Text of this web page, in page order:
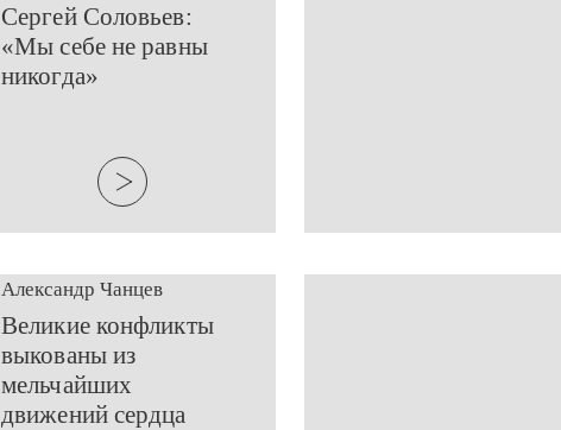
​Сергей Соловьев:
«Мы себе не равны
никогда»
Александр Чанцев
​Великие конфликты
выкованы из
мельчайших
движений сердца